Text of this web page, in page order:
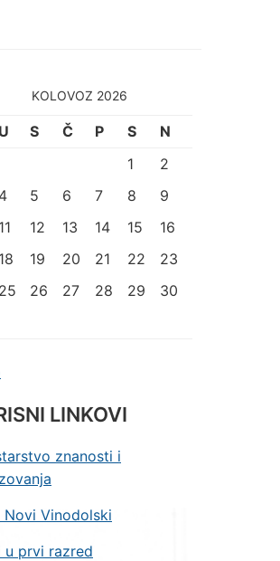
KOLOVOZ 2026
U S Č P S
N
1
2
4 5 6 7 8
9
11 12 13 14 15
16
18 19 20 21 22
23
25 26 27 28 29
30
LINKOVI
znanosti i
Novi Vinodolski
u prvi razred